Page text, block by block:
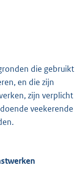
die gebruikt
en die zijn
zijn verplicht
veekerende